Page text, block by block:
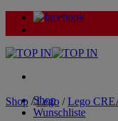
Zum
Inhalt
Shop
Wunschliste
Shop / Lego / Lego